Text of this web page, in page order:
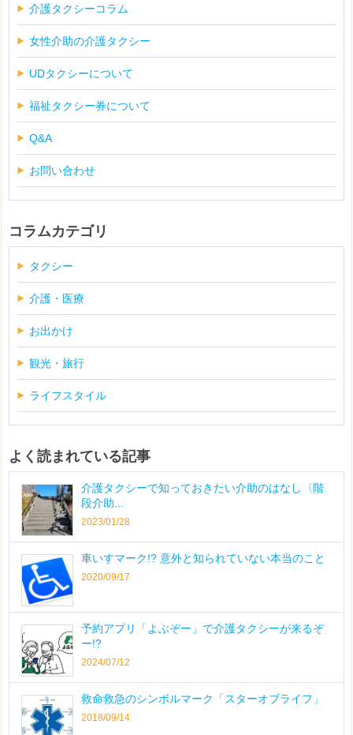
介護タクシーコラム
女性介助の介護タクシー
UDタクシーについて
福祉タクシー券について
Q&A
お問い合わせ
コラムカテゴリ
タクシー
介護・医療
お出かけ
観光・旅行
ライフスタイル
よく読まれている記事
介護タクシーで知っておきたい介助のはなし〈階
段介助...
2023/01/28
車いすマーク!? 意外と知られていない本当のこと
2020/09/17
予約アプリ「よぶぞー」で介護タクシーが来るぞ
ー!?
2024/07/12
救命救急のシンボルマーク「スターオブライフ」
2018/09/14